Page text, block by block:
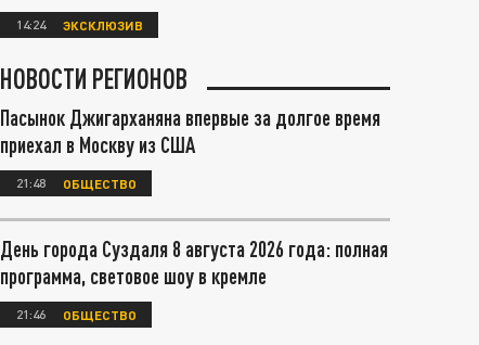
14:24 ЭКСКЛЮЗИВ
НОВОСТИ РЕГИОНОВ
Пасынок Джигарханяна впервые за долгое время
приехал в Москву из США
21:48 ОБЩЕСТВО
День города Суздаля 8 августа 2026 года: полная
программа, световое шоу в кремле
21:46 ОБЩЕСТВО